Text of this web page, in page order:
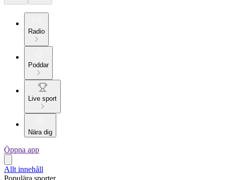
Radio
Poddar
Live sport
Nära dig
Öppna app
Allt innehåll
Populära sporter